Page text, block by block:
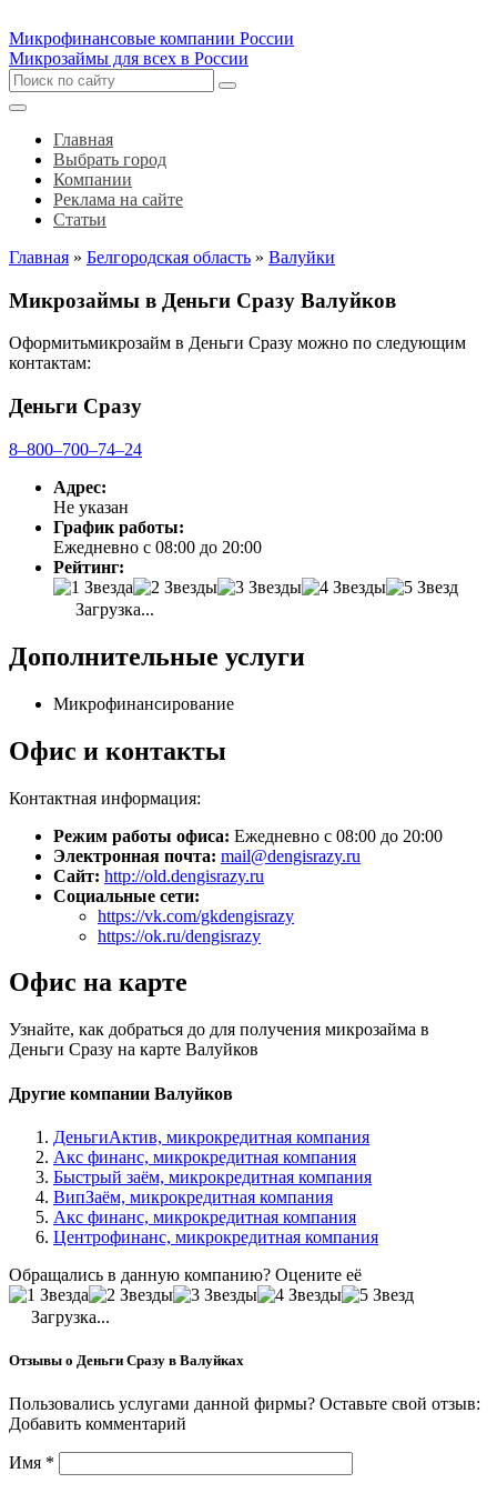
Микрофинансовые компании России
Микрозаймы для всех в России
Главная
Выбрать город
Компании
Реклама на сайте
Статьи
Главная » Белгородская область » Валуйки
Микрозаймы в Деньги Сразу Валуйков
Оформитьмикрозайм в Деньги Сразу можно по следующим
контактам:
Деньги Сразу
8‒800‒700‒74‒24
Адрес:
Не указан
График работы:
Ежедневно с 08:00 до 20:00
Рейтинг:
Загрузка...
Дополнительные услуги
Микрофинансирование
Офис и контакты
Контактная информация:
Режим работы офиса: Ежедневно с 08:00 до 20:00
Электронная почта: mail@dengisrazy.ru
Сайт: http://old.dengisrazy.ru
Социальные сети:
https://vk.com/gkdengisrazy
https://ok.ru/dengisrazy
Офис на карте
Узнайте, как добраться до для получения микрозайма в
Деньги Сразу на карте Валуйков
Другие компании Валуйков
ДеньгиАктив, микрокредитная компания
Акс финанс, микрокредитная компания
Быстрый заём, микрокредитная компания
ВипЗаём, микрокредитная компания
Акс финанс, микрокредитная компания
Центрофинанс, микрокредитная компания
Обращались в данную компанию? Оцените её
Загрузка...
Отзывы о Деньги Сразу в Валуйках
Пользовались услугами данной фирмы? Оставьте свой отзыв:
Добавить комментарий
Имя *